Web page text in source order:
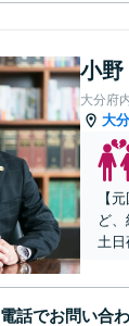
小野
大分府
大
【
ど
土日
電話でお問い合